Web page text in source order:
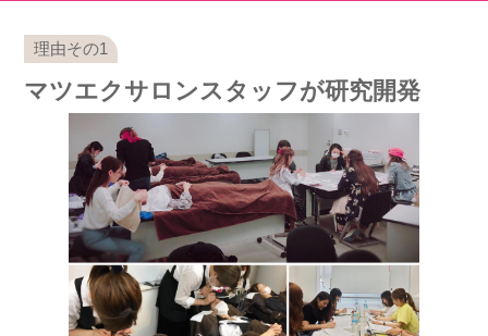
マツエクサロンスタッフが研究開発